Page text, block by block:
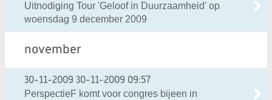
Uitnodiging Tour 'Geloof in Duurzaamheid' op
woensdag 9 december 2009
november
30-11-2009 30-11-2009 09:57
PerspectieF komt voor congres bijeen in